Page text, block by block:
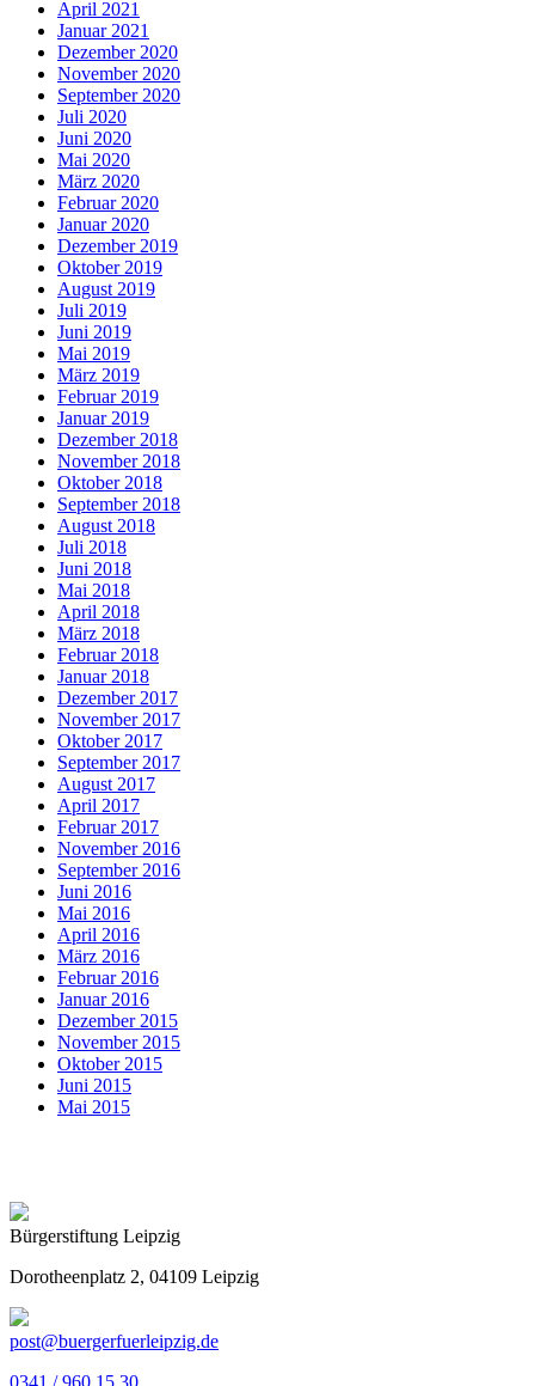
April 2021
Januar 2021
Dezember 2020
November 2020
September 2020
Juli 2020
Juni 2020
Mai 2020
März 2020
Februar 2020
Januar 2020
Dezember 2019
Oktober 2019
August 2019
Juli 2019
Juni 2019
Mai 2019
März 2019
Februar 2019
Januar 2019
Dezember 2018
November 2018
Oktober 2018
September 2018
August 2018
Juli 2018
Juni 2018
Mai 2018
April 2018
März 2018
Februar 2018
Januar 2018
Dezember 2017
November 2017
Oktober 2017
September 2017
August 2017
April 2017
Februar 2017
November 2016
September 2016
Juni 2016
Mai 2016
April 2016
März 2016
Februar 2016
Januar 2016
Dezember 2015
November 2015
Oktober 2015
Juni 2015
Mai 2015
Bürgerstiftung Leipzig
Dorotheenplatz 2, 04109 Leipzig
post@buergerfuerleipzig.de